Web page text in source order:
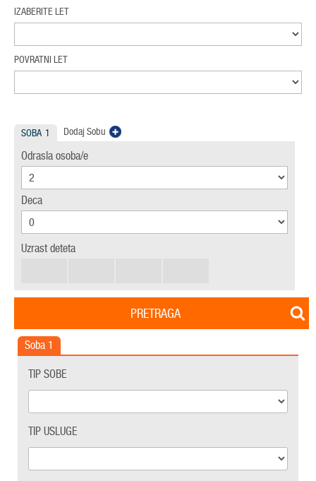
IZABERITE LET
POVRATNI LET
SOBA 1 Dodaj Sobu
Odrasla osoba/e
Deca
Uzrast deteta
PRETRAGA
Soba 1
TIP SOBE
TIP USLUGE